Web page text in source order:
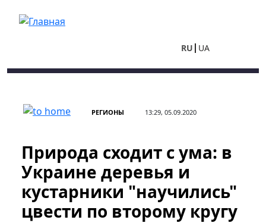
RU UA
РЕГИОНЫ 13:29, 05.09.2020
Природа сходит с ума: в
Украине деревья и
кустарники "научились"
цвести по второму кругу